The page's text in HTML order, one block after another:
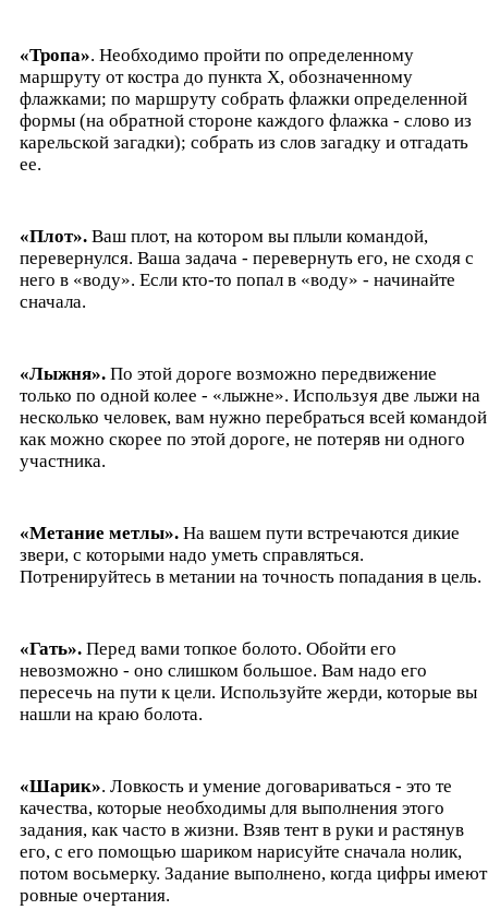
«Тропа». Необходимо пройти по определенному
маршруту от костра до пункта Х, обозначенному
флажками; по маршруту собрать флажки определенной
формы (на обратной стороне каждого флажка - слово из
карельской загадки); собрать из слов загадку и отгадать
ее.
«Плот». Ваш плот, на котором вы плыли командой,
перевернулся. Ваша задача - перевернуть его, не сходя с
него в «воду». Если кто-то попал в «воду» - начинайте
сначала.
«Лыжня». По этой дороге возможно передвижение
только по одной колее - «лыжне». Используя две лыжи на
несколько человек, вам нужно перебраться всей командой
как можно скорее по этой дороге, не потеряв ни одного
участника.
«Метание метлы». На вашем пути встречаются дикие
звери, с которыми надо уметь справляться.
Потренируйтесь в метании на точность попадания в цель.
«Гать». Перед вами топкое болото. Обойти его
невозможно - оно слишком большое. Вам надо его
пересечь на пути к цели. Используйте жерди, которые вы
нашли на краю болота.
«Шарик». Ловкость и умение договариваться - это те
качества, которые необходимы для выполнения этого
задания, как часто в жизни. Взяв тент в руки и растянув
его, с его помощью шариком нарисуйте сначала нолик,
потом восьмерку. Задание выполнено, когда цифры имеют
ровные очертания.